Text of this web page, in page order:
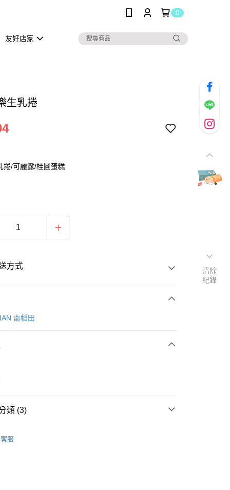
0
友好店家
生乳捲
捲/可麗露/桂圓蛋糕
方式
付款棗稻田
類 (3)
客服
清除
紀錄